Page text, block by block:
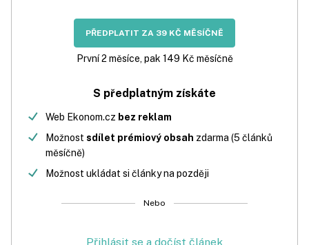
PŘEDPLATIT ZA 39 KČ MĚSÍČNĚ
První 2 měsíce, pak 149 Kč měsíčně
S předplatným získáte
Web Ekonom.cz bez reklam
Možnost sdílet prémiový obsah zdarma (5 článků
měsíčně)
Možnost ukládat si články na později
Nebo
Přihlásit se a dočíst článek